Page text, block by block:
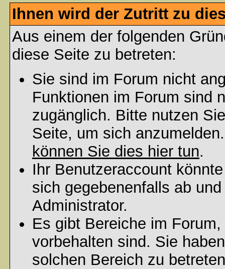
Ihnen wird der Zutritt zu
Aus einem der folgenden
diese Seite zu betreten:
Sie sind im Forum nicht
Funktionen im Forum sind
zugänglich. Bitte nutzen
Seite, um sich
können Sie dies hier tun.
Ihr Benutzeraccount
sich gegebenenfalls ab
Administrator.
Es gibt Bereiche im
vorbehalten sind. Sie
solchen Bereich zu